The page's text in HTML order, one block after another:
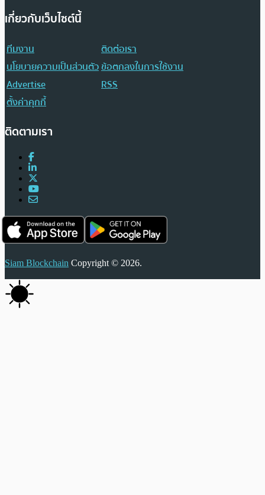
เกี่ยวกับเว็บไซต์นี้
ทีมงาน
ติดต่อเรา
นโยบายความเป็นส่วนตัวข้อตกลงในการใช้งาน
Advertise
RSS
ตั้งค่าคุกกี้
ติดตามเรา
Siam Blockchain Copyright © 2026.